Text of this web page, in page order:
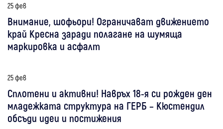
25 фев
Внимание, шофьори! Ограничават движението
край Кресна заради полагане на шумяща
маркировка и асфалт
25 фев
Сплотени и активни! Навръх 18-я си рожден ден
младежката структура на ГЕРБ – Кюстендил
обсъди идеи и постижения